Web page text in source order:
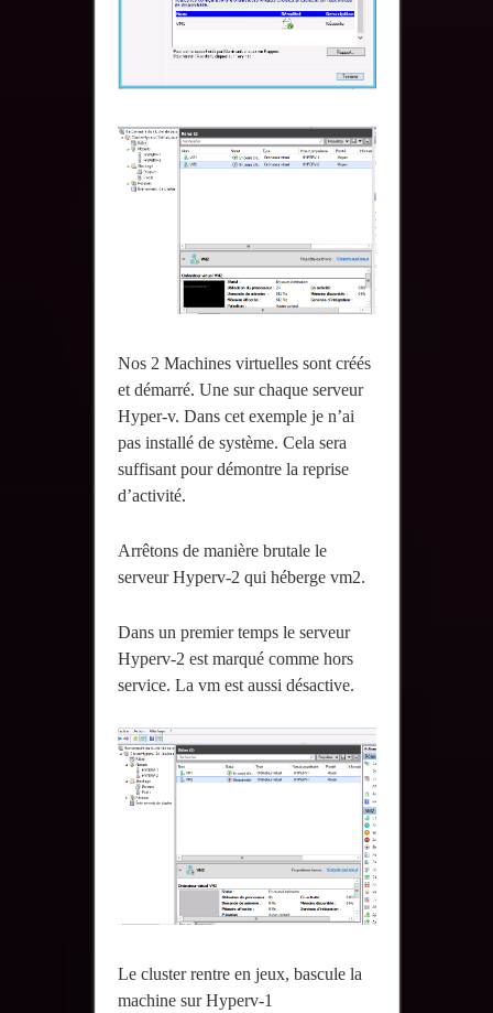
Nos 2 Machines virtuelles sont créés
et démarré. Une sur chaque serveur
Hyper-v. Dans cet exemple je n’ai
pas installé de système. Cela sera
suffisant pour démontre la reprise
d’activité.
Arrêtons de manière brutale le
serveur Hyperv-2 qui héberge vm2.
Dans un premier temps le serveur
Hyperv-2 est marqué comme hors
service. La vm est aussi désactive.
Le cluster rentre en jeux, bascule la
machine sur Hyperv-1